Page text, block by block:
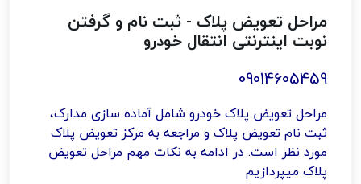
مراحل تعویض پلاک - ثبت نام و گرفتن
نوبت اینترنتی انتقال خودرو
09014605459
مراحل تعویض پلاک خودرو شامل آماده سازی مدارک،
ثبت نام تعویض پلاک و مراجعه به مرکز تعویض پلاک
مورد نظر است. در ادامه به نکات مهم مراحل تعویض
پلاک میپردازیم